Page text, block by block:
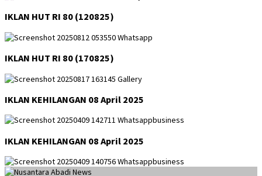
IKLAN HUT RI 80 (120825)
IKLAN HUT RI 80 (170825)
IKLAN KEHILANGAN 08 April 2025
IKLAN KEHILANGAN 08 April 2025